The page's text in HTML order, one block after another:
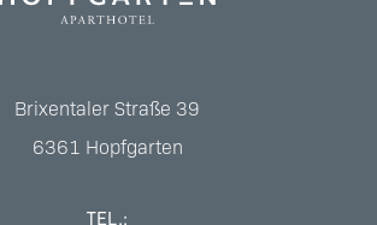
Brixentaler Straße 39
6361 Hopfgarten
TEL.: